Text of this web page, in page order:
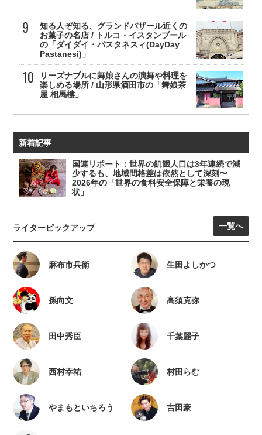
知る人ぞ知る、グランドバザール近くの
お菓子の名店 / トルコ・イスタンブール
の「ダイダイ・パスタネスィ(DayDay
Pastanesi)」
リーズナブルに舞娘さんの演舞や料理を
楽しめる場所 / 山形県酒田市の「舞娘茶
屋 相馬樓」
新着記事
国連リポート：世界の飢餓人口は3年連続で減
少するも、地域間格差は依然として深刻〜
2026年の「世界の食料安全保障と栄養の現
状」
ライターピックアップ 一覧へ
麻布市兵衛 生田よしかつ
孫向文 高須克弥
田中秀臣 千葉麗子
西村幸祐 村田らむ
やまもといちろう 吉田豪